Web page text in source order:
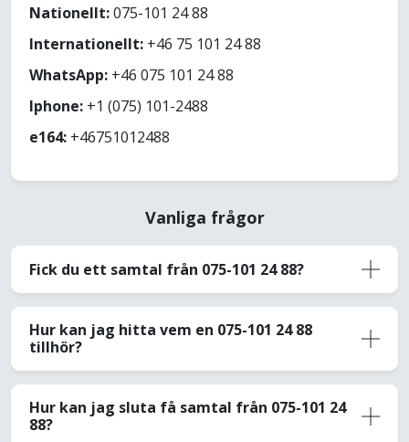
Nationellt:075-101 24 88
Internationellt: +46 75 101 24 88
WhatsApp: +46 075 101 24 88
Iphone: +1 (075) 101-2488
e164: +46751012488
Vanliga frågor
Fick du ett samtal från 075-101 24 88?
Hur kan jag hitta vem en 075-101 24 88
tillhör?
Hur kan jag sluta få samtal från 075-101 24
88?